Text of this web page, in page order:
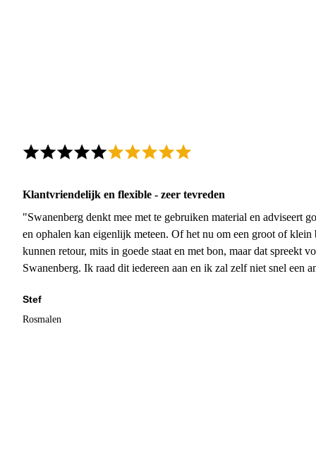
Klantvriendelijk en flexible - zeer tevreden
"Swanenberg denkt mee met te gebruiken material en adviseert
en ophalen kan eigenlijk meteen. Of het nu om een groot of
kunnen retour, mits in goede staat en met bon, maar dat spreekt
Swanenberg. Ik raad dit iedereen aan en ik zal zelf niet snel een
Stef
Rosmalen